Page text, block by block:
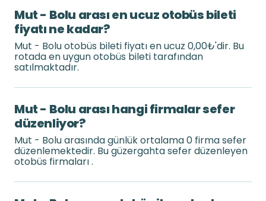
Mut - Bolu arası en ucuz otobüs bileti
fiyatı ne kadar?
Mut - Bolu otobüs bileti fiyatı en ucuz 0,00₺'dir. Bu
rotada en uygun otobüs bileti tarafından
satılmaktadır.
Mut - Bolu arası hangi firmalar sefer
düzenliyor?
Mut - Bolu arasında günlük ortalama 0 firma sefer
düzenlemektedir. Bu güzergahta sefer düzenleyen
otobüs firmaları .